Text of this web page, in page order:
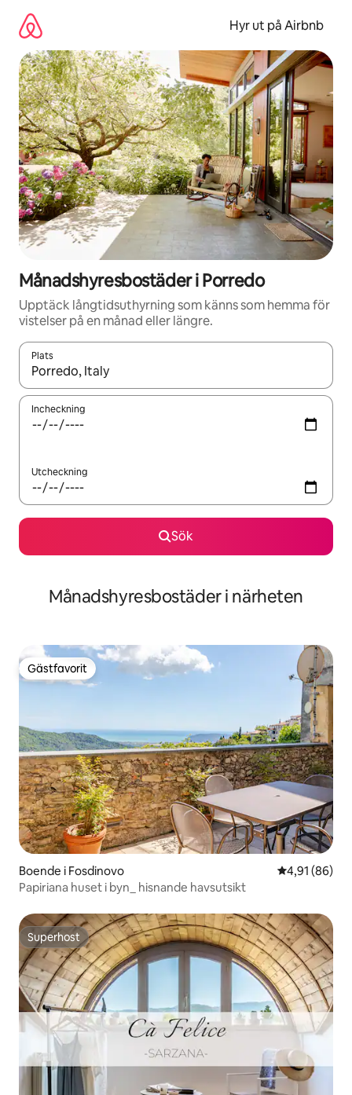
innehåll
Hyr ut på Airbnb
Månadshyresbostäder i Porredo
Upptäck långtidsuthyrning som känns som hemma för
vistelser på en månad eller längre.
Plats
När resultaten är tillgängliga kan du navigera med upp- och
Incheckning
Utcheckning
Sök
Månadshyresbostäder i närheten
Gästfavorit
Gästfavorit
Boende i Fosdinovo 4,91 av 5 i
4,91 (86)
Papiriana huset i byn_ hisnande havsutsikt
Superhost
Superhost